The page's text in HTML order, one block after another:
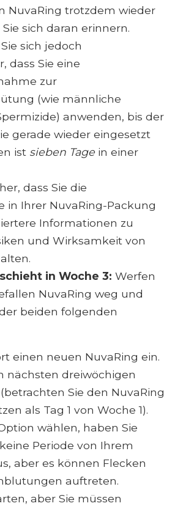
NuvaRing trotzdem wieder
sich daran erinnern.
sich jedoch
dass Sie eine
zur
(wie männliche
anwenden, bis der
gerade wieder eingesetzt
ist sieben Tage in einer
dass Sie die
in Ihrer NuvaRing-Packung
Informationen zu
und Wirksamkeit von
in Woche 3: Werfen
NuvaRing weg und
beiden folgenden
einen neuen NuvaRing ein.
nächsten dreiwöchigen
Sie den NuvaRing
als Tag 1 von Woche 1).
wählen, haben Sie
Periode von Ihrem
aber es können Flecken
auftreten.
aber Sie müssen